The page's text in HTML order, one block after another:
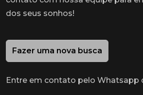
dos seus sonhos!
Fazer uma nova busca
Entre em contato pelo Whatsapp